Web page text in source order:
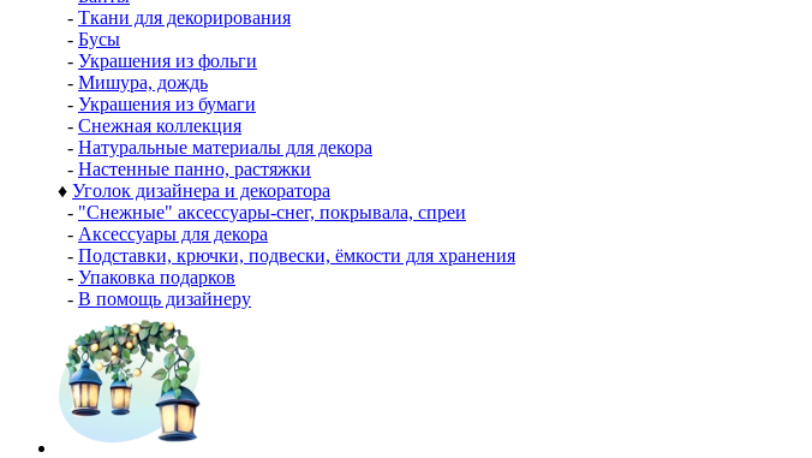
- Ткани для декорирования
- Бусы
- Украшения из фольги
- Мишура, дождь
- Украшения из бумаги
- Снежная коллекция
- Натуральные материалы для декора
- Настенные панно, растяжки
♦ Уголок дизайнера и декоратора
- "Снежные" аксессуары-снег, покрывала, спреи
- Аксессуары для декора
- Подставки, крючки, подвески, ёмкости для хранения
- Упаковка подарков
- В помощь дизайнеру